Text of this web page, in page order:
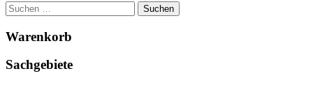
Suchen
nach:
Warenkorb
Sachgebiete